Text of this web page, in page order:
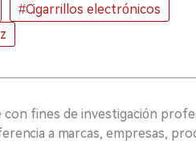
#Cigarrillos electrónicos
fines de investigación
a marcas, empresas,